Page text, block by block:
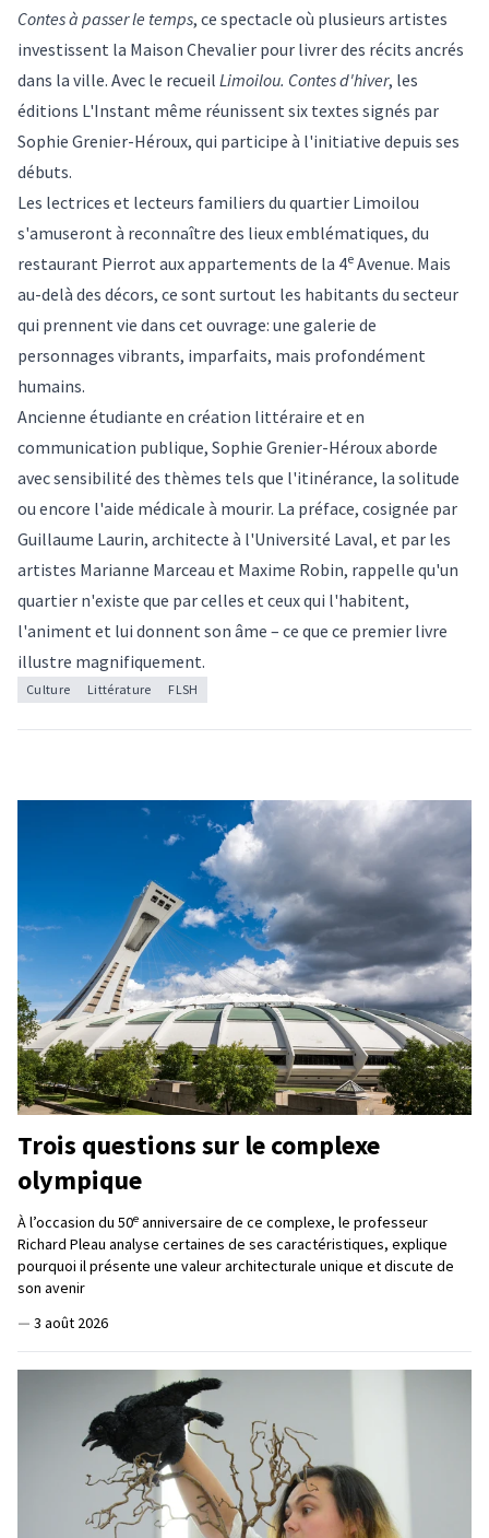
Contes à passer le temps, ce spectacle où plusieurs artistes
investissent la Maison Chevalier pour livrer des récits ancrés
dans la ville. Avec le recueil Limoilou. Contes d'hiver, les
éditions L'Instant même réunissent six textes signés par
Sophie Grenier-Héroux, qui participe à l'initiative depuis ses
débuts.
Les lectrices et lecteurs familiers du quartier Limoilou
s'amuseront à reconnaître des lieux emblématiques, du
restaurant Pierrot aux appartements de la 4e Avenue. Mais
au-delà des décors, ce sont surtout les habitants du secteur
qui prennent vie dans cet ouvrage: une galerie de
personnages vibrants, imparfaits, mais profondément
humains.
Ancienne étudiante en création littéraire et en
communication publique, Sophie Grenier-Héroux aborde
avec sensibilité des thèmes tels que l'itinérance, la solitude
ou encore l'aide médicale à mourir. La préface, cosignée par
Guillaume Laurin, architecte à l'Université Laval, et par les
artistes Marianne Marceau et Maxime Robin, rappelle qu'un
quartier n'existe que par celles et ceux qui l'habitent,
l'animent et lui donnent son âme – ce que ce premier livre
illustre magnifiquement.
Culture Littérature FLSH
Trois questions sur le complexe
olympique
À l’occasion du 50e anniversaire de ce complexe, le professeur
Richard Pleau analyse certaines de ses caractéristiques, explique
pourquoi il présente une valeur architecturale unique et discute de
son avenir
— 3 août 2026